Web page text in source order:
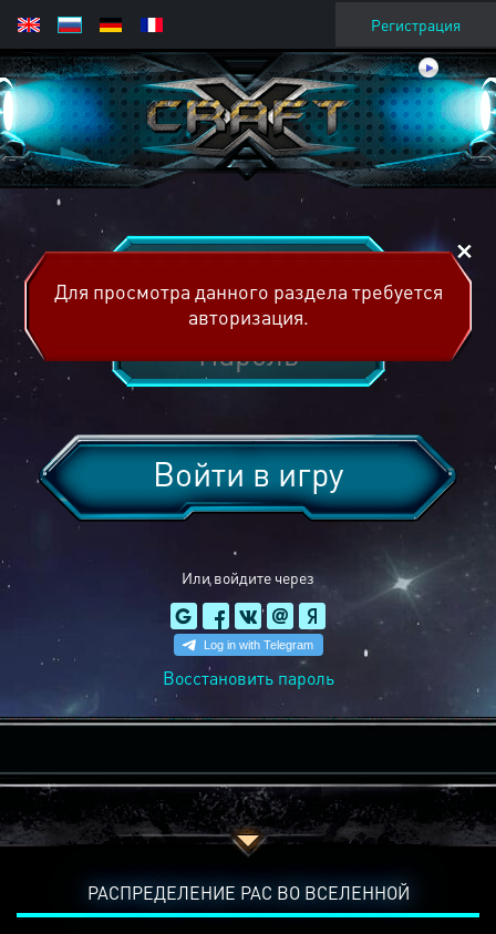
Регистрация
Или войдите через
Войти в игру
Восстановить пароль
Для просмотра данного раздела требуется
авторизация.
РАСПРЕДЕЛЕНИЕ РАС ВО ВСЕЛЕННОЙ